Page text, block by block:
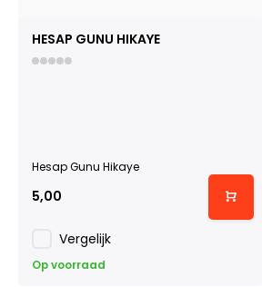
HESAP GUNU HIKAYE
Hesap Gunu Hikaye
5,00
Vergelijk
Op voorraad